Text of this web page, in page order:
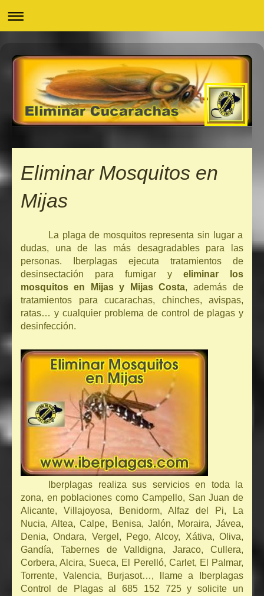
Eliminar Mosquitos en
Mijas
La plaga de mosquitos representa sin lugar a
dudas, una de las más desagradables para las
personas. Iberplagas ejecuta tratamientos de
desinsectación para fumigar y eliminar los
mosquitos en Mijas y Mijas Costa, además de
tratamientos para cucarachas, chinches, avispas,
ratas… y cualquier problema de control de plagas y
desinfección.
Iberplagas realiza sus servicios en toda la
zona, en poblaciones como Campello, San Juan de
Alicante, Villajoyosa, Benidorm, Alfaz del Pi, La
Nucia, Altea, Calpe, Benisa, Jalón, Moraira, Jávea,
Denia, Ondara, Vergel, Pego, Alcoy, Xátiva, Oliva,
Gandía, Tabernes de Valldigna, Jaraco, Cullera,
Corbera, Alcira, Sueca, El Perelló, Carlet, El Palmar,
Torrente, Valencia, Burjasot…, llame a Iberplagas
Control de Plagas al 685 152 725 y solicite un